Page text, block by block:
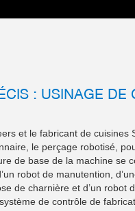
: USINAGE DE
et le fabricant de
le perçage robotisé,
de base de la machine se
robot de manutention,
de charnière et d’un
de contrôle de